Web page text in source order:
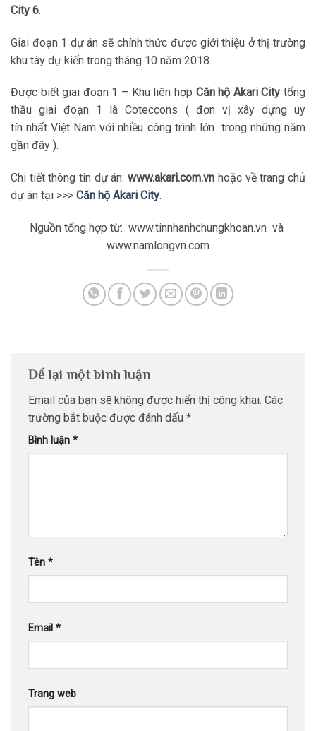
City 6.
Giai đoạn 1 dự án sẽ chính thức được giới thiệu ở thị trường
khu tây dự kiến trong tháng 10 năm 2018.
Được biết giai đoạn 1 – Khu liên hợp Căn hộ Akari City tổng
thầu giai đoạn 1 là Coteccons ( đơn vị xây dựng uy
tín nhất Việt Nam với nhiều công trình lớn trong những năm
gần đây ).
Chi tiết thông tin dự án:www.akari.com.vn hoặc về trang chủ
dự án tại >>> Căn hộ Akari City.
Nguồn tổng hợp từ: www.tinnhanhchungkhoan.vn và
www.namlongvn.com
Để lại một bình luận
Email của bạn sẽ không được hiển thị công khai. Các
trường bắt buộc được đánh dấu *
Bình luận *
Tên *
Email *
Trang web